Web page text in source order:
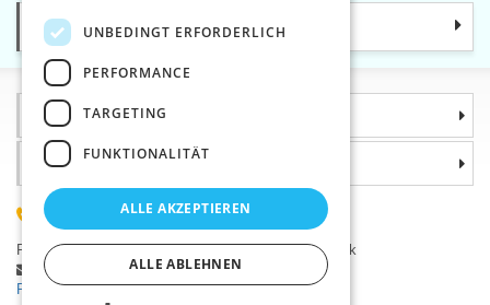
Kategorie
Informationen
Warum sollten Sie gerade uns wählen?
(+420) 585 051 217
Plzeňská 868, 783 91 Uničov, Tschechische Republik
Stellen Sie eine Frage|
Fehler melden
Probleme bei der Anmeldung ?
UNBEDINGT ERFORDERLICH
PERFORMANCE
TARGETING
FUNKTIONALITÄT
ALLE AKZEPTIEREN
ALLE ABLEHNEN